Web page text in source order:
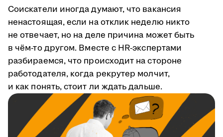
Соискатели иногда думают, что вакансия
ненастоящая, если на отклик неделю никто
не отвечает, но на деле причина может быть
в чём-то другом. Вместе с HR-экспертами
разбираемся, что происходит на стороне
работодателя, когда рекрутер молчит,
и как понять, стоит ли ждать дальше.